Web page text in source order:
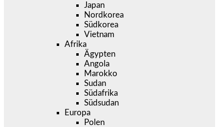
Japan
Nordkorea
Südkorea
Vietnam
Afrika
Ägypten
Angola
Marokko
Sudan
Südafrika
Südsudan
Europa
Polen